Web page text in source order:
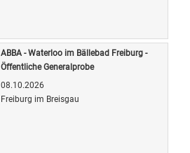
ABBA - Waterloo im Bällebad Freiburg -
Öffentliche Generalprobe
08.10.2026
Freiburg im Breisgau